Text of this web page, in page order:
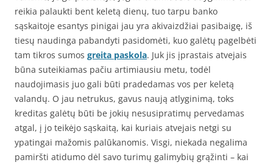
reikia palaukti bent keletą dienų, tuo tarpu banko
sąskaitoje esantys pinigai jau yra akivaizdžiai pasibaigę, iš
tiesų naudinga pabandyti pasidomėti, kuo galėtų pagelbėti
tam tikros sumos greita paskola. Juk jis įprastais atvejais
būna suteikiamas pačiu artimiausiu metu, todėl
naudojimasis juo gali būti pradedamas vos per keletą
valandų. O jau netrukus, gavus naują atlyginimą, toks
kreditas galėtų būti be jokių nesusipratimų pervedamas
atgal, į jo teikėjo sąskaitą, kai kuriais atvejais netgi su
ypatingai mažomis palūkanomis. Visgi, niekada negalima
pamiršti atidumo dėl savo turimų galimybių grąžinti – kai